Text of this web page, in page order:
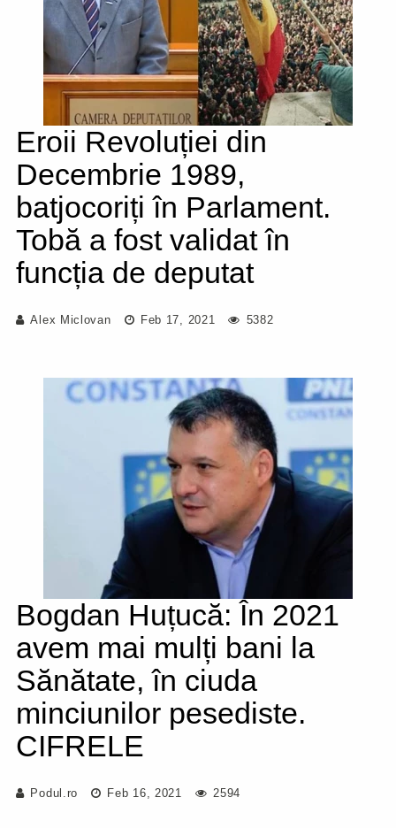
Eroii Revoluției din
Decembrie 1989,
batjocoriți în Parlament.
Tobă a fost validat în
funcția de deputat
Alex Miclovan Feb 17, 2021 5382
Bogdan Huțucă: În 2021
avem mai mulți bani la
Sănătate, în ciuda
minciunilor pesediste.
CIFRELE
Podul.ro Feb 16, 2021 2594